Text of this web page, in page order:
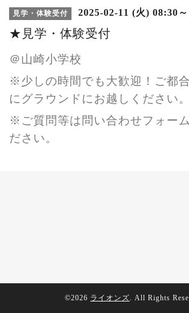
見学・体験受付 2025-02-11 (火) 08:30
★見学・体験受付
＠山崎小学校
※少しの時間でも大歓迎！ご都
にグラウンドにお越しください。
※ご質問等は問い合わせフォー
ださい。
©2026 ライオンズ. All Rights